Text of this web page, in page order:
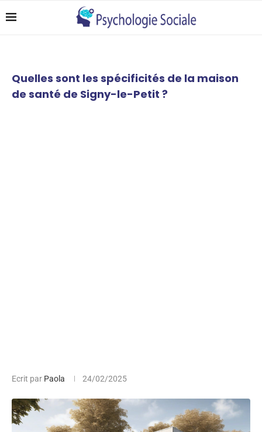
Quelles sont les spécificités de la maison
de santé de Signy-le-Petit ?
Ecrit par Paola 24/02/2025